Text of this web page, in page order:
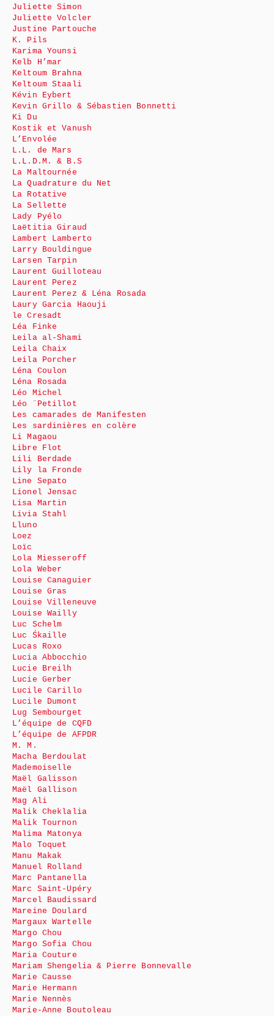
Juliette Simon
Juliette Volcler
Justine Partouche
K. Pils
Karima Younsi
Kelb H’mar
Keltoum Brahna
Keltoum Staali
Kévin Eybert
Kevin Grillo & Sébastien Bonnetti
Ki Du
Kostik et Vanush
L’Envolée
L.L. de Mars
L.L.D.M. & B.S
La Maltournée
La Quadrature du Net
La Rotative
La Sellette
Lady Pyélo
Laëtitia Giraud
Lambert Lamberto
Larry Bouldingue
Larsen Tarpin
Laurent Guilloteau
Laurent Perez
Laurent Perez & Léna Rosada
Laury Garcia Haouji
le Cresadt
Léa Finke
Leila al-Shami
Leila Chaix
Leila Porcher
Léna Coulon
Léna Rosada
Léo Michel
Léo ¨Petillot
Les camarades de Manifesten
Les sardinières en colère
Li Magaou
Libre Flot
Lili Berdade
Lily la Fronde
Line Sepato
Lionel Jensac
Lisa Martin
Livia Stahl
Lluno
Loez
Loïc
Lola Miesseroff
Lola Weber
Louise Canaguier
Louise Gras
Louise Villeneuve
Louise Wailly
Luc Schelm
Luc Śkaille
Lucas Roxo
Lucia Abbocchio
Lucie Breilh
Lucie Gerber
Lucile Carillo
Lucile Dumont
Lug Sembourget
L’équipe de CQFD
L’équipe de AFPDR
M. M.
Macha Berdoulat
Mademoiselle
Maël Galisson
Maël Gallison
Mag Ali
Malik Cheklalia
Malik Tournon
Malima Matonya
Malo Toquet
Manu Makak
Manuel Rolland
Marc Pantanella
Marc Saint-Upéry
Marcel Baudissard
Mareine Doulard
Margaux Wartelle
Margo Chou
Margo Sofia Chou
Maria Couture
Mariam Shengelia & Pierre Bonnevalle
Marie Causse
Marie Hermann
Marie Nennès
Marie-Anne Boutoleau